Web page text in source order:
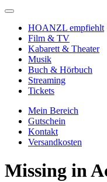
HOANZL empfiehlt
Film & TV
Kabarett & Theater
Musik
Buch & Hörbuch
Streaming
Tickets
Mein Bereich
Gutschein
Kontakt
Versandkosten
Missing in